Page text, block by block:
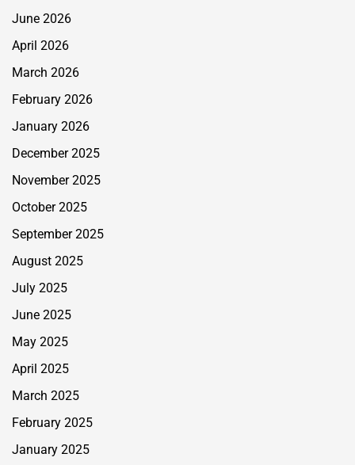
June 2026
April 2026
March 2026
February 2026
January 2026
December 2025
November 2025
October 2025
September 2025
August 2025
July 2025
June 2025
May 2025
April 2025
March 2025
February 2025
January 2025